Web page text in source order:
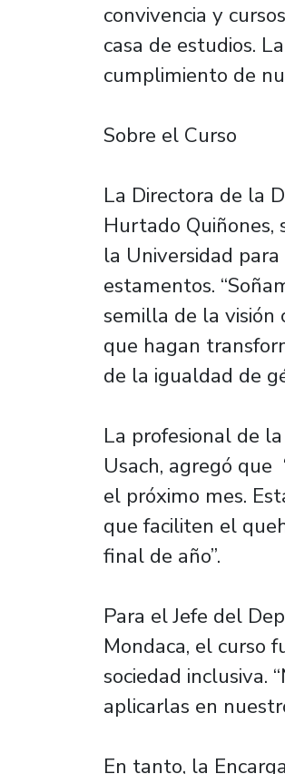
convivencia y
casa de estudios.
cumplimiento de
Sobre el Curso
La Directora de la
Hurtado Quiñones,
la Universidad
estamentos.
semilla de la visión
que hagan
de la igualdad de
La profesional de
Usach, agregó que
el próximo mes.
que faciliten el
final de año”.
Para el Jefe del
Mondaca, el curso
sociedad inclusiva.
aplicarlas en
En tanto, la